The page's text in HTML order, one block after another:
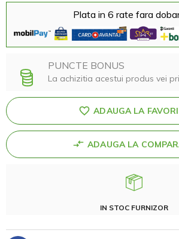
Plata in 6 rate fara
PUNCTE BONUS
La achizitia acestui produs vei
ADAUGA LA
ADAUGA LA
IN STOC FURNIZOR